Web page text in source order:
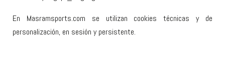
En Masramsports.com se utilizan cookies técnicas y de
personalización, en sesión y persistente.